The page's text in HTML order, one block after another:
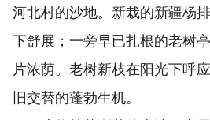
河北村的沙地。新栽的新疆杨
下舒展；一旁早已扎根的老树
片浓荫。老树新枝在阳光下呼
旧交替的蓬勃生机。